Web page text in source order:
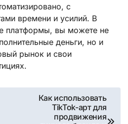
с
времени и усилий. В
платформы, вы можете не
деньги, но и
рынок и свои
Как использовать
TikTok-арт для
продвижения